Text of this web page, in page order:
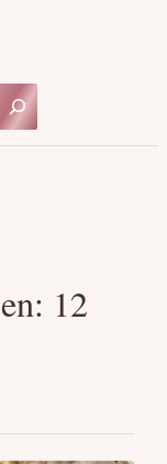
12